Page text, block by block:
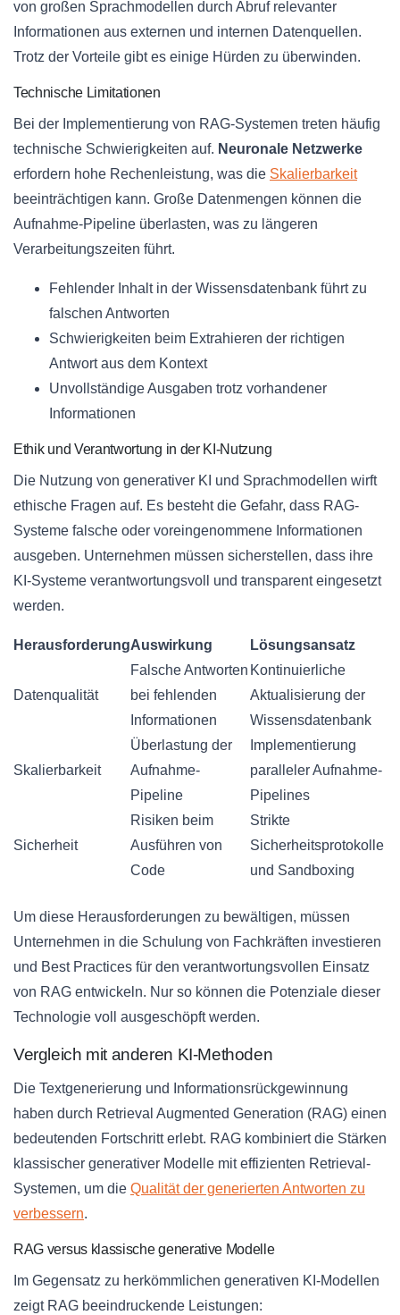
von großen Sprachmodellen durch Abruf relevanter
Informationen aus externen und internen Datenquellen.
Trotz der Vorteile gibt es einige Hürden zu überwinden.
Technische Limitationen
Bei der Implementierung von RAG-Systemen treten häufig
technische Schwierigkeiten auf. Neuronale Netzwerke
erfordern hohe Rechenleistung, was die Skalierbarkeit
beeinträchtigen kann. Große Datenmengen können die
Aufnahme-Pipeline überlasten, was zu längeren
Verarbeitungszeiten führt.
Fehlender Inhalt in der Wissensdatenbank führt zu
falschen Antworten
Schwierigkeiten beim Extrahieren der richtigen
Antwort aus dem Kontext
Unvollständige Ausgaben trotz vorhandener
Informationen
Ethik und Verantwortung in der KI-Nutzung
Die Nutzung von generativer KI und Sprachmodellen wirft
ethische Fragen auf. Es besteht die Gefahr, dass RAG-
Systeme falsche oder voreingenommene Informationen
ausgeben. Unternehmen müssen sicherstellen, dass ihre
KI-Systeme verantwortungsvoll und transparent eingesetzt
werden.
HerausforderungAuswirkung Lösungsansatz
Datenqualität
Falsche Antworten
bei fehlenden
Informationen
Kontinuierliche
Aktualisierung der
Wissensdatenbank
Skalierbarkeit
Überlastung der
Aufnahme-
Pipeline
Implementierung
paralleler Aufnahme-
Pipelines
Sicherheit
Risiken beim
Ausführen von
Code
Strikte
Sicherheitsprotokolle
und Sandboxing
Um diese Herausforderungen zu bewältigen, müssen
Unternehmen in die Schulung von Fachkräften investieren
und Best Practices für den verantwortungsvollen Einsatz
von RAG entwickeln. Nur so können die Potenziale dieser
Technologie voll ausgeschöpft werden.
Vergleich mit anderen KI-Methoden
Die Textgenerierung und Informationsrückgewinnung
haben durch Retrieval Augmented Generation (RAG) einen
bedeutenden Fortschritt erlebt. RAG kombiniert die Stärken
klassischer generativer Modelle mit effizienten Retrieval-
Systemen, um die Qualität der generierten Antworten zu
verbessern.
RAG versus klassische generative Modelle
Im Gegensatz zu herkömmlichen generativen KI-Modellen
zeigt RAG beeindruckende Leistungen: